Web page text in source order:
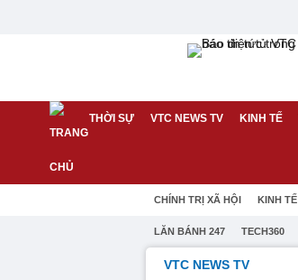
THỜI SỰ VTC NEWS TV KINH TẾ
CHÍNH TRỊ XÃ HỘI KINH TẾ
LĂN BÁNH 247 TECH360
VTC NEWS TV